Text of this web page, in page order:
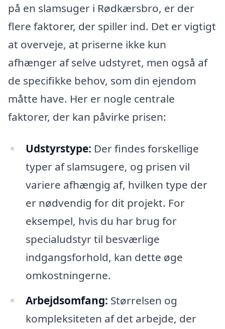
på en slamsuger i Rødkærsbro, er der
flere faktorer, der spiller ind. Det er vigtigt
at overveje, at priserne ikke kun
afhænger af selve udstyret, men også af
de specifikke behov, som din ejendom
måtte have. Her er nogle centrale
faktorer, der kan påvirke prisen:
Udstyrstype: Der findes forskellige
typer af slamsugere, og prisen vil
variere afhængig af, hvilken type der
er nødvendig for dit projekt. For
eksempel, hvis du har brug for
specialudstyr til besværlige
indgangsforhold, kan dette øge
omkostningerne.
Arbejdsomfang: Størrelsen og
kompleksiteten af det arbejde, der